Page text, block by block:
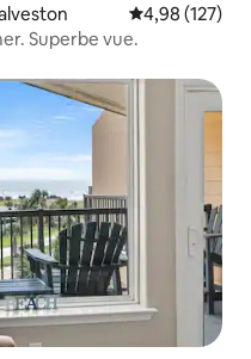
Évaluation
4,98 (127)
Superbe vue.